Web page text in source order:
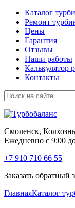
Каталог
Ремонт
Цены
Гарантия
Отзывы
Наши работы
Калькулятор
Контакты
Смоленск,
Ежедневно с 9:00
+7 910 710 66 55
Заказать обратный
ГлавнаяКаталог